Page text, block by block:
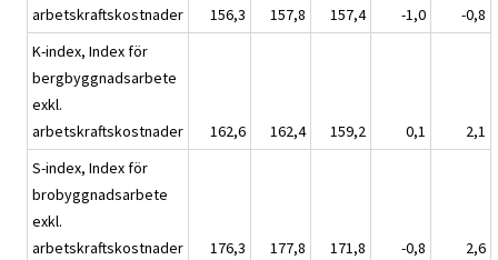
arbetskraftskostnader
156,3 157,8 157,4 -1,0
-0,8
K-index, Index för
bergbyggnadsarbete
exkl.
arbetskraftskostnader
162,6 162,4 159,2 0,1
2,1
S-index, Index för
brobyggnadsarbete
exkl.
arbetskraftskostnader
176,3 177,8 171,8 -0,8
2,6